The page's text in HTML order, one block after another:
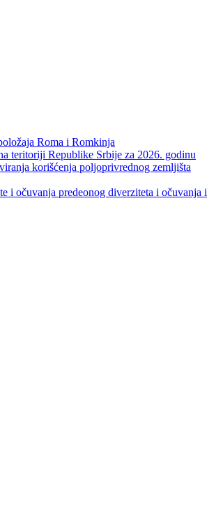
Roma i Romkinja
teritoriji Republike Srbije za 2026. godinu
korišćenja poljoprivrednog zemljišta
očuvanja predeonog diverziteta i očuvanja i